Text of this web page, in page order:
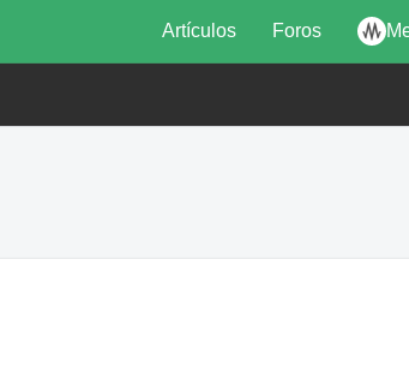
Artículos Foros